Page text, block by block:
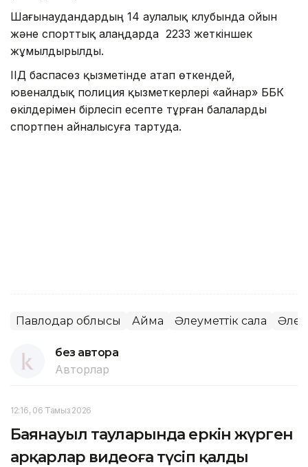
Шағынаудандардың 14 аулалық клубында ойын
және спорттық алаңдарда 2233 жеткіншек
жұмылдырылды.
ІІД баспасөз қызметінде атап өткендей,
ювеналдық полиция қызметкерлері «Қайнар» ББК
өкілдерімен бірлесіп есепте тұрған балаларды
спортпен айналысуға тартуда.
Павлодар облысы Аймақ Әлеуметтік сала
без автора
Авторлар
12:16, 06 Тамыз 2026
Баянауыл тауларында еркін жүрген
арқарлар видеоға түсіп қалды